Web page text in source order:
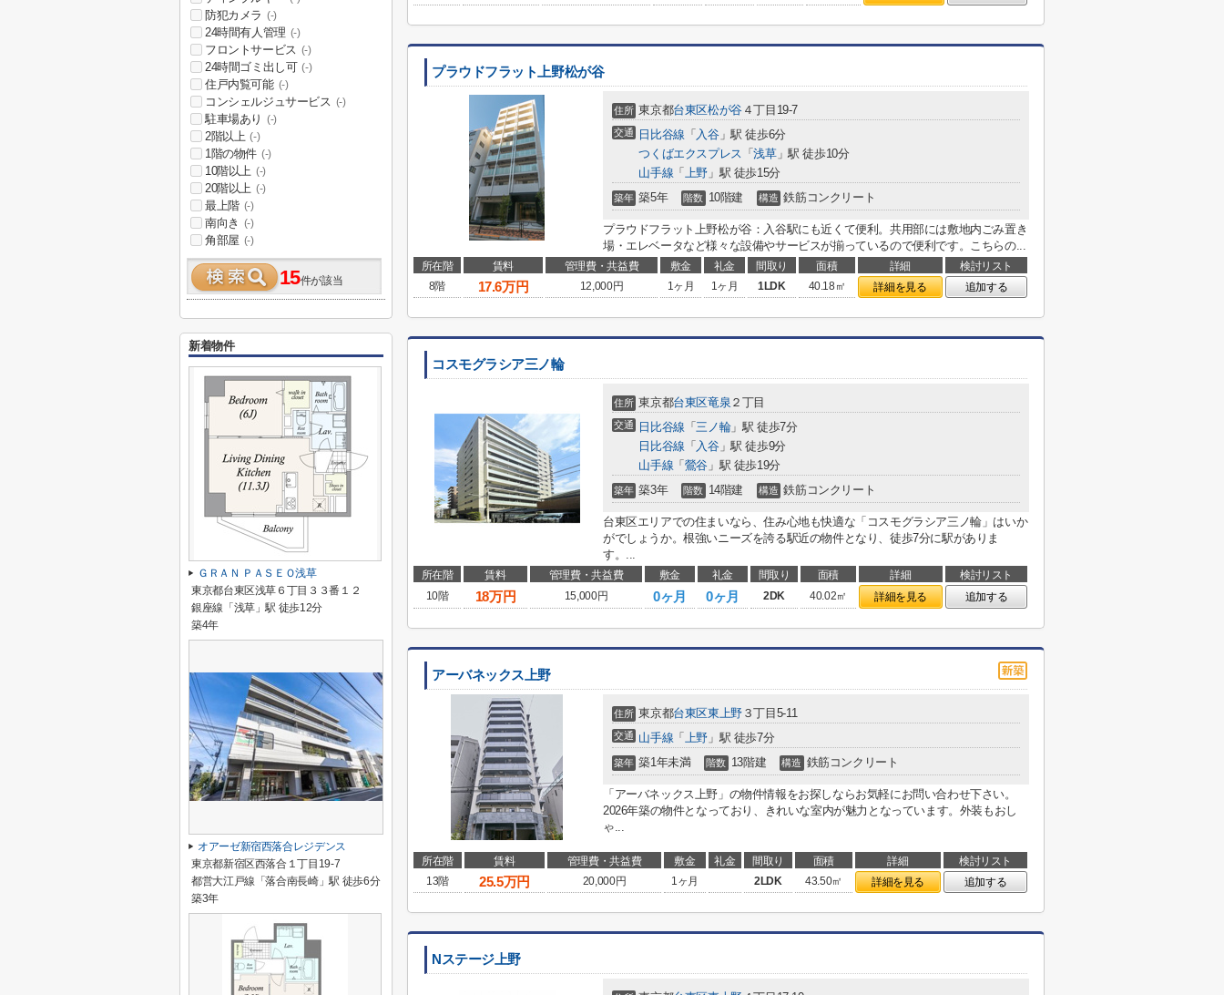
プラウドフラット上野松が谷
住所 東京都台東区松が谷４丁目19-7
交通 日比谷線 「 入谷」駅 徒歩6分
つくばエクスプレス 「浅草」駅 徒歩10分
山手線 「 上野 」駅 徒歩15分
築年 築5年 階数 10階建 構造 鉄筋コンクリート
プラウドフラット上野松が谷：入谷駅にも近くて便利。共用部には敷地内ごみ置き
場・エレベータなど様々な設備やサービスが揃っているので便利です。こちらの...
所在階 賃料 管理費・共益費 敷金 礼金 間取り 面積 詳細
検討リスト
8階
17.6万円 12,000円 1ヶ月 1ヶ月 1LDK 40.18㎡ 詳細を見る 追加する
コスモグラシア三ノ輪
住所 東京都台東区竜泉 ２丁目
交通 日比谷線 「三ノ輪」駅 徒歩7分
日比谷線 「 入谷」駅 徒歩9分
山手線 「 鶯谷 」駅 徒歩19分
築年 築3年 階数 14階建 構造 鉄筋コンクリート
台東区エリアでの住まいなら、住み心地も快適な「コスモグラシア三ノ輪」はいか
がでしょうか。根強いニーズを誇る駅近の物件となり、徒歩7分に駅がありま
す。...
所在階 賃料 管理費・共益費 敷金 礼金 間取り 面積 詳細
検討リスト
10階
18万円 15,000円 0ヶ月 0ヶ月 2DK 40.02㎡ 詳細を見る 追加する
アーバネックス上野
住所 東京都台東区東上野３丁目5-11
交通 山手線 「 上野 」駅 徒歩7分
築年 築1年未満 階数 13階建 構造 鉄筋コンクリート
「アーバネックス上野」の物件情報をお探しならお気軽にお問い合わせ下さい。
2026年築の物件となっており、きれいな室内が魅力となっています。外装もおし
ゃ...
所在階 賃料 管理費・共益費 敷金 礼金 間取り 面積 詳細
検討リスト
13階
25.5万円 20,000円 1ヶ月 2LDK 43.50㎡ 詳細を見る 追加する
Nステージ上野
防犯カメラ (-)
24時間有人管理 (-)
フロントサービス (-)
24時間ゴミ出し可 (-)
住戸内覧可能 (-)
コンシェルジュサービス (-)
駐車場あり (-)
2階以上 (-)
1階の物件 (-)
10階以上 (-)
20階以上 (-)
最上階 (-)
南向き (-)
角部屋 (-)
15件が該当
新着物件
ＧＲＡＮ ＰＡＳＥＯ浅草
東京都台東区浅草６丁目３３番１２
銀座線「浅草」駅 徒歩12分
築4年
オアーゼ新宿西落合レジデンス
東京都新宿区西落合１丁目19-7
都営大江戸線「落合南長崎」駅 徒歩6分
築3年